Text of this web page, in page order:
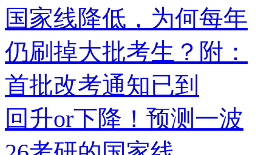
国家线降低，为何每年
仍刷掉大批考生？附：
首批改考通知已到
回升or下降！预测一波